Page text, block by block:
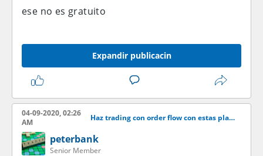
ese no es gratuito
Expandir publicacin
04-09-2020, 02:26
AM
Haz trading con order flow con estas plataformas
peterbank
Senior Member